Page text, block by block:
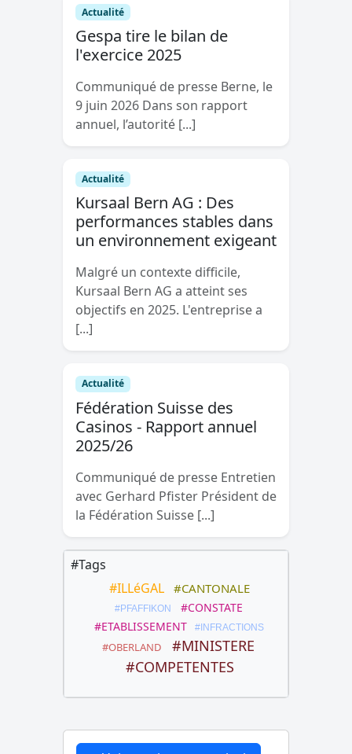
Actualité
Gespa tire le bilan de
l'exercice 2025
Communiqué de presse Berne, le
9 juin 2026 Dans son rapport
annuel, l’autorité [...]
Actualité
Kursaal Bern AG : Des
performances stables dans
un environnement exigeant
Malgré un contexte difficile,
Kursaal Bern AG a atteint ses
objectifs en 2025. L'entreprise a
[...]
Actualité
Fédération Suisse des
Casinos - Rapport annuel
2025/26
Communiqué de presse Entretien
avec Gerhard Pfister Président de
la Fédération Suisse [...]
#Tags
#ILLéGAL
#CANTONALE
#PFAFFIKON
#CONSTATE
#ETABLISSEMENT
#INFRACTIONS
#OBERLAND
#MINISTERE
#COMPETENTES